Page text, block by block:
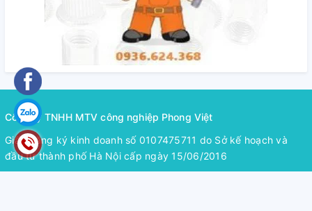
Công ty TNHH MTV công nghiệp Phong Việt
Giấy đăng ký kinh doanh số 0107475711 do Sở kế hoạch và
đầu tư thành phố Hà Nội cấp ngày 15/06/2016